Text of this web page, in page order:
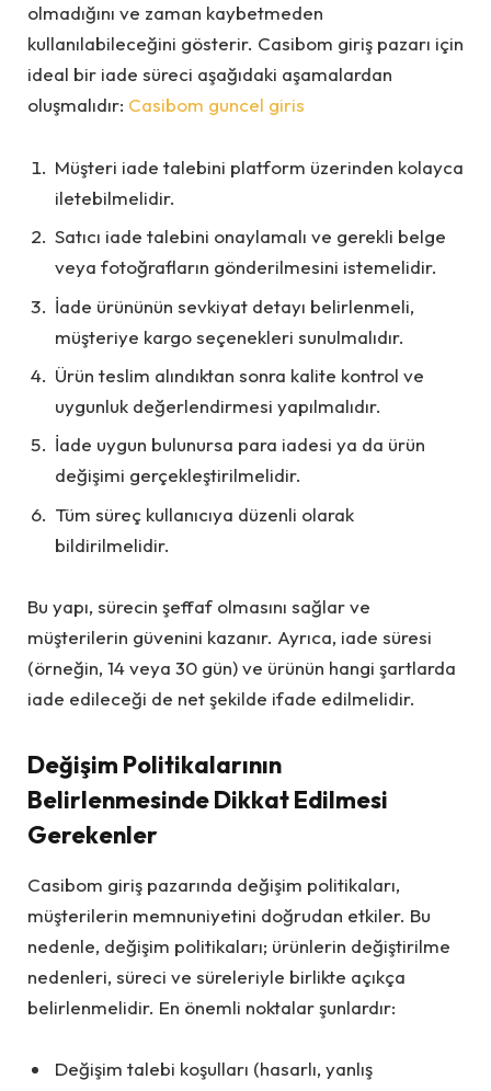
olmadığını ve zaman kaybetmeden
kullanılabileceğini gösterir. Casibom giriş pazarı için
ideal bir iade süreci aşağıdaki aşamalardan
oluşmalıdır: Casibom guncel giris
Müşteri iade talebini platform üzerinden kolayca
iletebilmelidir.
Satıcı iade talebini onaylamalı ve gerekli belge
veya fotoğrafların gönderilmesini istemelidir.
İade ürününün sevkiyat detayı belirlenmeli,
müşteriye kargo seçenekleri sunulmalıdır.
Ürün teslim alındıktan sonra kalite kontrol ve
uygunluk değerlendirmesi yapılmalıdır.
İade uygun bulunursa para iadesi ya da ürün
değişimi gerçekleştirilmelidir.
Tüm süreç kullanıcıya düzenli olarak
bildirilmelidir.
Bu yapı, sürecin şeffaf olmasını sağlar ve
müşterilerin güvenini kazanır. Ayrıca, iade süresi
(örneğin, 14 veya 30 gün) ve ürünün hangi şartlarda
iade edileceği de net şekilde ifade edilmelidir.
Değişim Politikalarının
Belirlenmesinde Dikkat Edilmesi
Gerekenler
Casibom giriş pazarında değişim politikaları,
müşterilerin memnuniyetini doğrudan etkiler. Bu
nedenle, değişim politikaları; ürünlerin değiştirilme
nedenleri, süreci ve süreleriyle birlikte açıkça
belirlenmelidir. En önemli noktalar şunlardır:
Değişim talebi koşulları (hasarlı, yanlış